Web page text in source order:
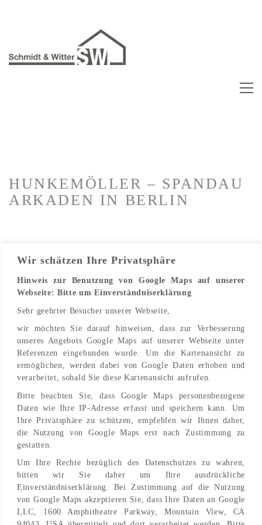
Wir schätzen Ihre Privatsphäre
Hinweis zur Benutzung von Google Maps auf unserer
Webseite: Bitte um Einverständniserklärung
Sehr geehrter Besucher unserer Webseite,
wir möchten Sie darauf hinweisen, dass zur Verbesserung
unseres Angebots Google Maps auf unserer Webseite unter
Referenzen eingebunden wurde. Um die Kartenansicht zu
ermöglichen, werden dabei von Google Daten erhoben und
verarbeitet, sobald Sie diese Kartenansicht aufrufen.
Bitte beachten Sie, dass Google Maps personenbezogene
Daten wie Ihre IP-Adresse erfasst und speichern kann. Um
Ihre Privatsphäre zu schützen, empfehlen wir Ihnen daher,
die Nutzung von Google Maps erst nach Zustimmung zu
gestatten.
Um Ihre Rechte bezüglich des Datenschutzes zu wahren,
bitten wir Sie daher um Ihre ausdrückliche
Einverständniserklärung. Bei Zustimmung auf die Nutzung
von Google Maps akzeptieren Sie, dass Ihre Daten an Google
LLC, 1600 Amphitheatre Parkway, Mountain View, CA
HUNKEMÖLLER – SPANDAU
ARKADEN IN BERLIN
Trockenbau
Adresse
Klosterstraße 3
12581 Berlin, Berlin, DE
Find on Map